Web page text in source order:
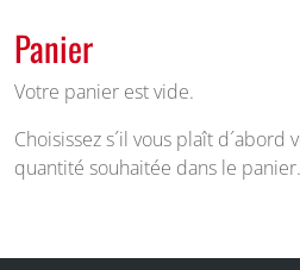
Panier
Votre panier est vide.
Choisissez s´il vous plaît d´abord
quantité souhaitée dans le panier.